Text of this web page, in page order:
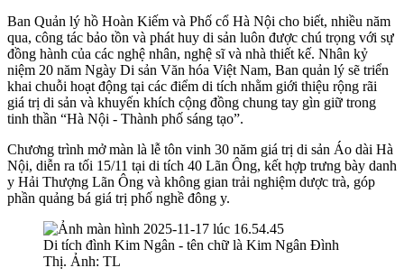
Ban Quản lý hồ Hoàn Kiếm và Phố cổ Hà Nội cho biết, nhiều năm
qua, công tác bảo tồn và phát huy di sản luôn được chú trọng với sự
đồng hành của các nghệ nhân, nghệ sĩ và nhà thiết kế. Nhân kỷ
niệm 20 năm Ngày Di sản Văn hóa Việt Nam, Ban quản lý sẽ triển
khai chuỗi hoạt động tại các điểm di tích nhằm giới thiệu rộng rãi
giá trị di sản và khuyến khích cộng đồng chung tay gìn giữ trong
tinh thần “Hà Nội - Thành phố sáng tạo”.
Chương trình mở màn là lễ tôn vinh 30 năm giá trị di sản Áo dài Hà
Nội, diễn ra tối 15/11 tại di tích 40 Lãn Ông, kết hợp trưng bày danh
y Hải Thượng Lãn Ông và không gian trải nghiệm dược trà, góp
phần quảng bá giá trị phố nghề đông y.
Di tích đình Kim Ngân - tên chữ là Kim Ngân Đình
Thị. Ảnh: TL